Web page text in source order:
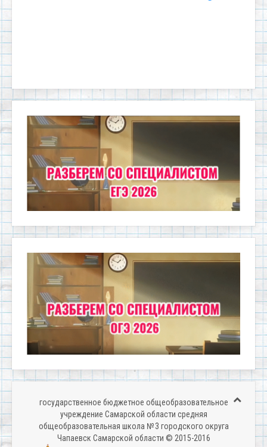
государственное бюджетное общеобразовательное
учреждение Самарской области средняя
общеобразовательная школа № 3 городского округа
Чапаевск Самарской области © 2015-2016